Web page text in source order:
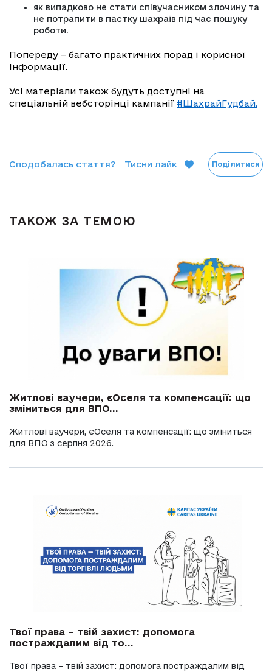
як випадково не стати співучасником злочину та
не потрапити в пастку шахраїв під час пошуку
роботи.
Попереду – багато практичних порад і корисної
інформації.
Усі матеріали також будуть доступні на
спеціальній вебсторінці кампанії #ШахрайГудбай.
Сподобалась стаття? Тисни лайк Поділитися
ТАКОЖ ЗА ТЕМОЮ
Житлові ваучери, єОселя та компенсації: що
зміниться для ВПО...
Житлові ваучери, єОселя та компенсації: що зміниться
для ВПО з серпня 2026.
Твої права – твій захист: допомога
постраждалим від то...
Твої права – твій захист: допомога постраждалим від